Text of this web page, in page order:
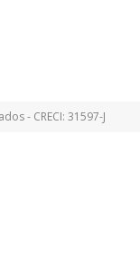
- CRECI: 31597-J